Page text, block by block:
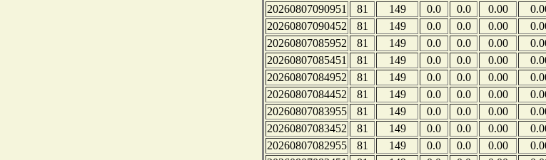
20260807090951
81 149 0.0 0.0 0.00
20260807090452
81 149 0.0 0.0 0.00
20260807085952
81 149 0.0 0.0 0.00
20260807085451
81 149 0.0 0.0 0.00
20260807084952
81 149 0.0 0.0 0.00
20260807084452
81 149 0.0 0.0 0.00
20260807083955
81 149 0.0 0.0 0.00
20260807083452
81 149 0.0 0.0 0.00
20260807082955
81 149 0.0 0.0 0.00